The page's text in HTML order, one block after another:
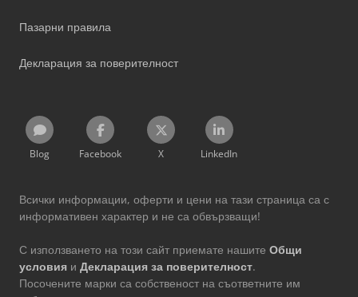
Пазарни правила
Декларация за поверителност
Blog Facebook X LinkedIn
Всички информации, оферти и цени на тази страница са с
информативен характер и не са обвързващи!
С използването на този сайт приемате нашите Общи
условия и Декларация за поверителност.
Посочените марки са собственост на съответните им